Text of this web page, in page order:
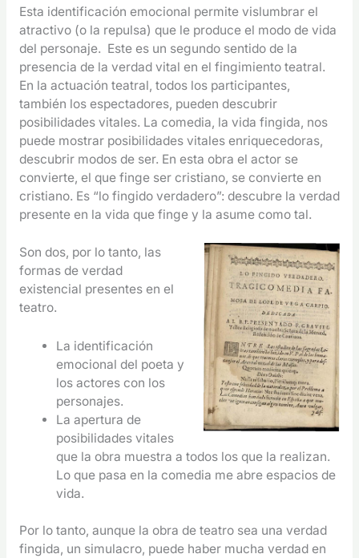
Esta identificación emocional permite vislumbrar el
atractivo (o la repulsa) que le produce el modo de vida
del personaje. Este es un segundo sentido de la
presencia de la verdad vital en el fingimiento teatral.
En la actuación teatral, todos los participantes,
también los espectadores, pueden descubrir
posibilidades vitales. La comedia, la vida fingida, nos
puede mostrar posibilidades vitales enriquecedoras,
descubrir modos de ser. En esta obra el actor se
convierte, el que finge ser cristiano, se convierte en
cristiano. Es “lo fingido verdadero”: descubre la verdad
presente en la vida que finge y la asume como tal.
Son dos, por lo tanto, las
formas de verdad
existencial presentes en el
teatro.
La identificación
emocional del poeta y
los actores con los
personajes.
La apertura de
posibilidades vitales
que la obra muestra a todos los que la realizan.
Lo que pasa en la comedia me abre espacios de
vida.
Por lo tanto, aunque la obra de teatro sea una verdad
fingida, un simulacro, puede haber mucha verdad en